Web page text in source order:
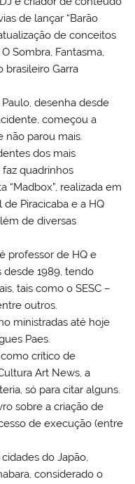
de lançar “Barão
de conceitos
Sombra, Fantasma,
brasileiro Garra
desenha desde
começou a
não parou mais.
dos mais
quadrinhos
“Madbox”, realizada em
Piracicaba e a HQ
de diversas
professor de HQ e
desde 1989, tendo
tais como o SESC –
outros.
ministradas até hoje
Paes.
crítico de
Art News, a
só para citar alguns.
sobre a criação de
de execução (entre
do Japão,
considerado o